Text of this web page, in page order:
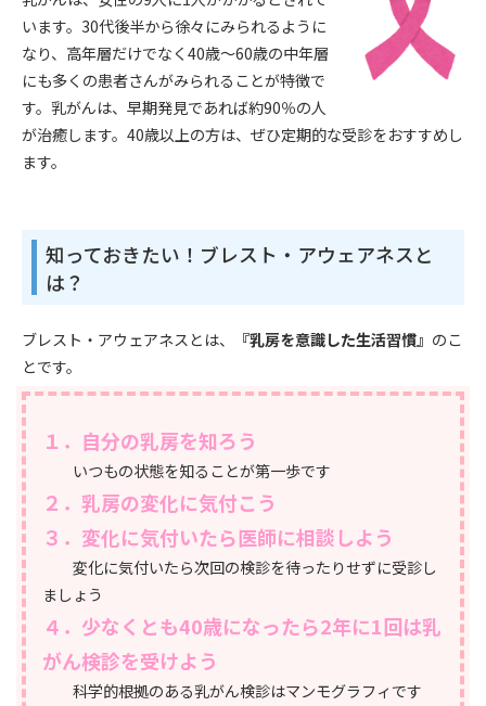
います。30代後半から徐々にみられるように
なり、高年層だけでなく40歳～60歳の中年層
にも多くの患者さんがみられることが特徴で
す。乳がんは、早期発見であれば約90％の人
が治癒します。40歳以上の方は、ぜひ定期的な受診をおすすめし
ます。
知っておきたい！ブレスト・アウェアネスと
は？
ブレスト・アウェアネスとは、 『乳房を意識した生活習慣』 のこ
とです。
１．自分の乳房を知ろう
いつもの状態を知ることが第一歩です
２．乳房の変化に気付こう
３．変化に気付いたら医師に相談しよう
変化に気付いたら次回の検診を待ったりせずに受診し
ましょう
４．少なくとも40歳になったら2年に1回は乳
がん検診を受けよう
科学的根拠のある乳がん検診はマンモグラフィです